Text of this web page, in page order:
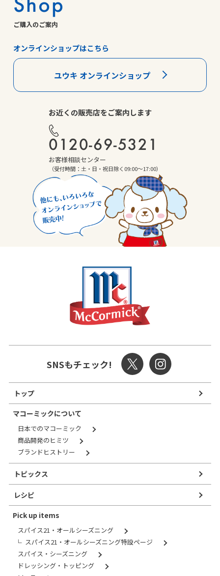
ご購入のご案内
オンラインショップはこちら
ユウキ オンラインショップ
お近くの販売店をご案内します
0120-69-5321
お客様相談センター
（受付時間：土・日・祝日除く09:00～17:00）
SNSもチェック!
トップ
マコーミックについて
日本でのマコーミック
商品開発のヒミツ
ブランドヒストリー
トピックス
レシピ
Pick up items
スパイス21・オールシーズニング
スパイス21・オールシーズニング特設ページ
スパイス・シーズニング
ドレッシング・トッピング